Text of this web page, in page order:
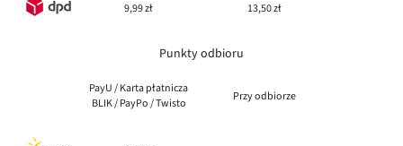
9,99 zł 13,50 zł
Punkty odbioru
PayU / Karta płatnicza
BLIK / PayPo / Twisto
Przy odbiorze